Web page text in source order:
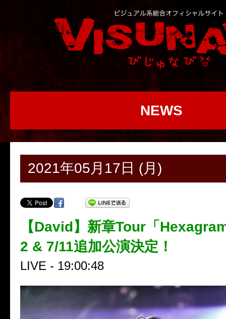
NEWS
2021年05月17日 (月)
【David】新章Tour「
2 & 7/11追加公演決定！
LIVE - 19:00:48